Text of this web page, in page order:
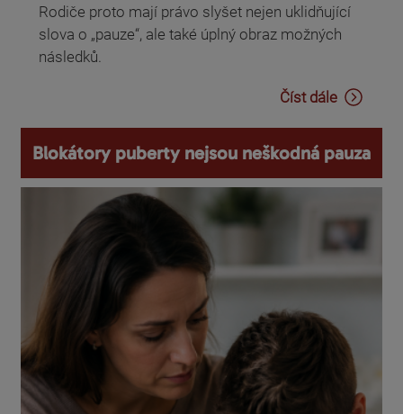
Rodiče proto mají právo slyšet nejen uklidňující
slova o „pauze“, ale také úplný obraz možných
následků.
Číst dále
Blokátory puberty nejsou neškodná pauza